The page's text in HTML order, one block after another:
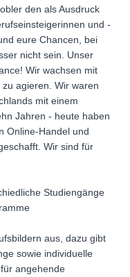
den als Ausdruck
und -
eure Chancen, bei
nicht sein. Unser
Wir wachsen mit
agieren. Wir waren
mit einem
Jahren - heute haben
Online-Handel und
Wir sind für
Studiengänge
aus, dazu gibt
sowie individuelle
angehende